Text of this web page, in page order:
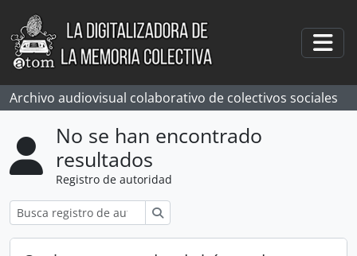
Skip to main content
Archivo audiovisual colaborativo de colectivos sociales
No se han encontrado
resultados
Registro de autoridad